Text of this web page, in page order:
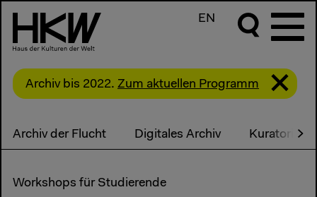
EN
Archiv bis 2022. Zum aktuellen Programm
Archiv der Flucht Digitales Archiv
Workshops für Studierende